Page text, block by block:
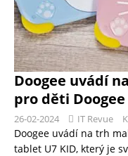
Doogee uvádí
pro děti Doogee
26-02-2024 IT Revue
Doogee uvádí na trh
tablet U7 KID, který je